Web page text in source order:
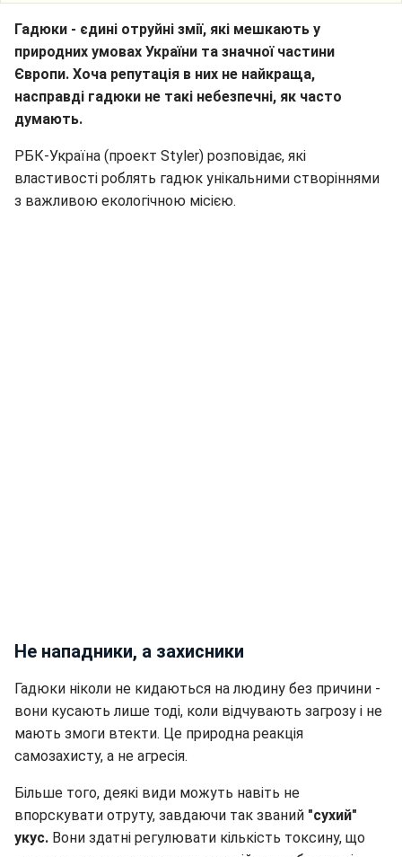
Гадюки - єдині отруйні змії, які мешкають у
природних умовах України та значної частини
Європи. Хоча репутація в них не найкраща,
насправді гадюки не такі небезпечні, як часто
думають.
РБК-Україна (проект Styler) розповідає, які
властивості роблять гадюк унікальними створіннями
з важливою екологічною місією.
Не нападники, а захисники
Гадюки ніколи не кидаються на людину без причини -
вони кусають лише тоді, коли відчувають загрозу і не
мають змоги втекти. Це природна реакція
самозахисту, а не агресія.
Більше того, деякі види можуть навіть не
впорскувати отруту, завдаючи так званий "сухий"
укус. Вони здатні регулювати кількість токсину, що